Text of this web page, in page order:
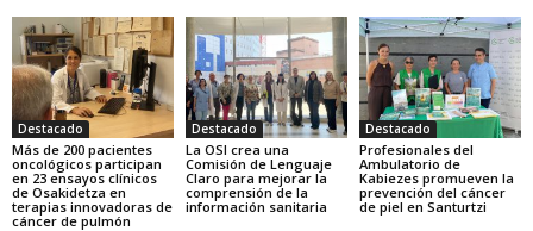
Destacado
Más de 200 pacientes
oncológicos participan
en 23 ensayos clínicos
de Osakidetza en
terapias innovadoras de
cáncer de pulmón
Destacado
La OSI crea una
Comisión de Lenguaje
Claro para mejorar la
comprensión de la
información sanitaria
Destacado
Profesionales del
Ambulatorio de
Kabiezes promueven la
prevención del cáncer
de piel en Santurtzi